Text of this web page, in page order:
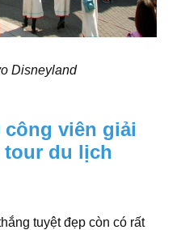
Disneyland
viên giải
du lịch
tuyệt đẹp còn có rất